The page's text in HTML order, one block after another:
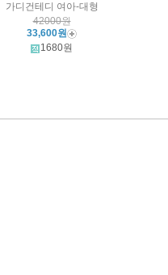
가디건테디 여아-대형
42000원
33,600원
1680원